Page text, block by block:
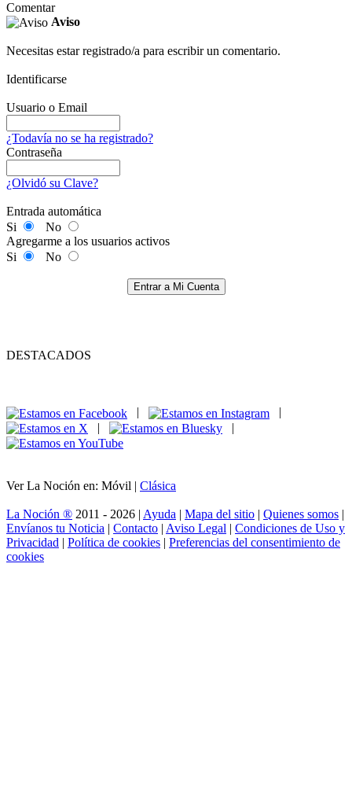
Comentar
Aviso
Necesitas estar registrado/a para escribir un comentario.
Identificarse
Usuario o Email
¿Todavía no se ha registrado?
Contraseña
¿Olvidó su Clave?
Entrada automática
Si
No
Agregarme a los usuarios activos
Si
No
Entrar a Mi Cuenta
DESTACADOS
|
|
Ver La Noción en: Móvil | Clásica
La Noción ® 2011 - 2026 | Ayuda | Mapa del sitio | Quienes somos |
Envíanos tu Noticia | Contacto | Aviso Legal | Condiciones de Uso y
Privacidad | Política de cookies | Preferencias del consentimiento de
cookies